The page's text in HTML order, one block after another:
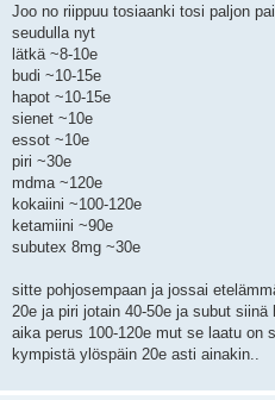
s
Joo no riippuu tosiaanki tosi paljon
seudulla nyt
lätkä ~8-10e
budi ~10-15e
hapot ~10-15e
sienet ~10e
essot ~10e
piri ~30e
mdma ~120e
kokaiini ~100-120e
ketamiini ~90e
subutex 8mg ~30e
sitte pohjosempaan ja jossai
20e ja piri jotain 40-50e ja subut
aika perus 100-120e mut se laatu on
kympistä ylöspäin 20e asti ainakin..